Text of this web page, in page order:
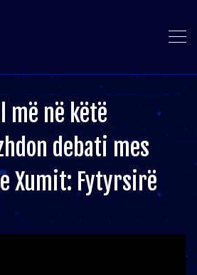
më në këtë
debati mes
Xumit: Fytyrsirë